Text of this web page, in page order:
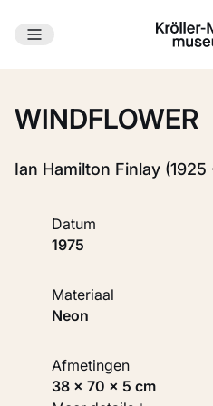
Ga naar hoofdinhoud
WINDFLOWER
Ian Hamilton Finlay
Datum
1975
Materiaal
Neon
Afmetingen
38 × 70 × 5 cm